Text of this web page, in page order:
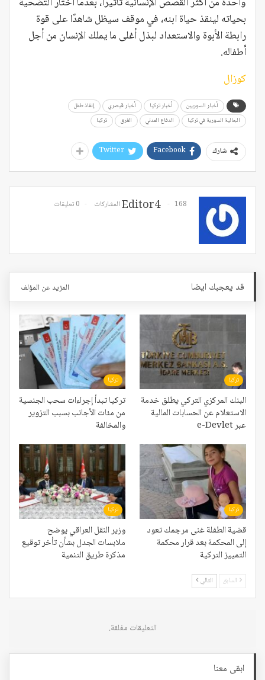
بحياته لينقذ حياة ابنه، في موقف سيظل شاهدًا على قوة
رابطة الأبوة والاستعداد لبذل أغلى ما يملك الإنسان من أجل
أطفاله.
كوزال
أخبار السوريين أخبار تركيا أخبار قيصري
إنقاذ طفل
الجالية السورية في تركيا
الدفاع المدني الغرق تركيا
شارك Facebook
Twitter
Editor4 168 المشاركات 0 تعليقات
قد يعجبك ايضا المزيد عن المؤلف
تركيا
البنك المركزي التركي يطلق خدمة
الاستعلام عن الحسابات المالية
عبر e-Devlet
تركيا
تركيا تبدأ إجراءات سحب الجنسية
من مئات الأجانب بسبب التزوير
والمخالفة
تركيا
قضية الطفلة غنى مرجمك تعود
إلى المحكمة بعد قرار محكمة
التمييز التركية
تركيا
وزير النقل العراقي يوضح
ملابسات الجدل بشأن تأخر توقيع
مذكرة طريق التنمية
السابق التالي
التعليقات مغلقة.
ابقى معنا